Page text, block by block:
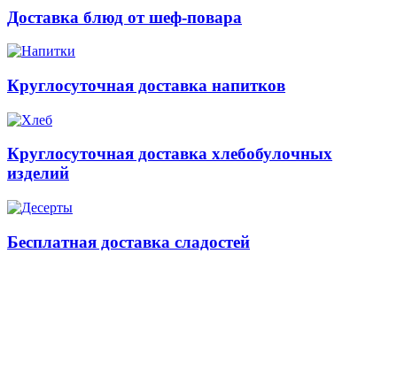
Доставка блюд от шеф-повара
Круглосуточная доставка напитков
Круглосуточная доставка хлебобулочных
изделий
Бесплатная доставка сладостей